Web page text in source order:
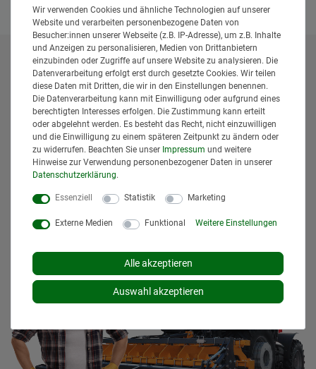
* Alle Preise inklusive gesetzlicher Mehrwertsteuer und
zuzüglichVersandkosten . Der Versand erfolgt bei vielen
Artikeln bei Bestellungen bis 14 Uhr und Sofortbezahlung
(z.B. PayPal) bereits am gleichen Werktag. Die angegebenen
Lieferzeiten gelten für Lieferungen innerhalb Deutschlands.
Die angezeigten Versandkosten beziehen sich auf den
Versand innerhalb Deutschlands, soweit kein anders
Lieferland ausgewählt wurde. Versandkosten und
denVersandinformationen.
Wir verwenden Cookies und ähnliche Technologien auf unserer
Website und verarbeiten personenbezogene Daten von
Besucher:innen unserer Webseite (z.B. IP-Adresse), um z.B. Inhalte
und Anzeigen zu personalisieren, Medien von Drittanbietern
einzubinden oder Zugriffe auf unsere Website zu analysieren. Die
Datenverarbeitung erfolgt erst durch gesetzte Cookies. Wir teilen
diese Daten mit Dritten, die wir in den Einstellungen benennen.
Die Datenverarbeitung kann mit Einwilligung oder aufgrund eines
berechtigten Interesses erfolgen. Die Zustimmung kann erteilt
oder abgelehnt werden. Es besteht das Recht, nicht einzuwilligen
und die Einwilligung zu einem späteren Zeitpunkt zu ändern oder
zu widerrufen. Beachten Sie unser Impressum und weitere
Hinweise zur Verwendung personenbezogener Daten in unserer
Daten­schutz­erklärung.
Essenziell Statistik Marketing
Externe Medien Funktional Weitere Einstellungen
Alle akzeptieren
Auswahl akzeptieren